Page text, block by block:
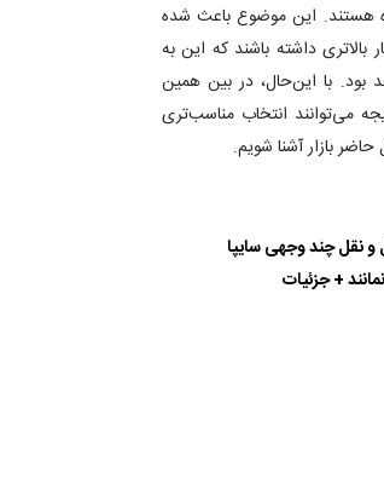
هستند. این موضوع باعث شده
داشته باشند که این به
بود. با این‌حال، در بین همین
می‌توانند انتخاب مناسب‌تری
بازار آشنا شویم.
نقل چند وجهی سایپا
+ جزئیات